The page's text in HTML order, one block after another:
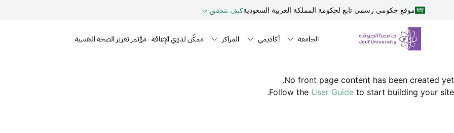
منطقة الجوف-جامعة الجوف
تجاوز إلى المحتوى الرئيسي
موقع حكومي رسمي تابع لحكومة المملكة العربية السعوديةكيف تتحقق
Primary menu
Main navigation
الجامعة أكاديمي المراكز ممكّن لذوي الإعاقة مؤتمر تعزيز الصحة النفسية
No front page content has been created yet.
Follow the User Guide to start building your site.